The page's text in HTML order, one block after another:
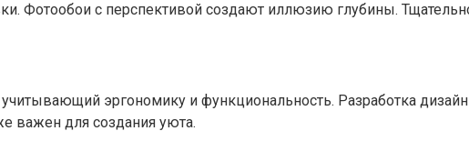
Фотообои с перспективой создают иллюзию глубины.
эргономику и функциональность. Разработка
важен для создания уюта.